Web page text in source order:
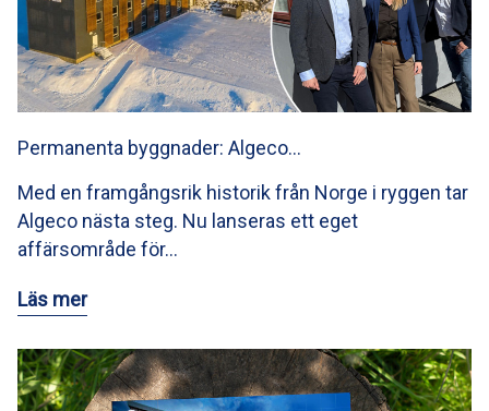
Permanenta byggnader: Algeco…
Med en framgångsrik historik från Norge i ryggen tar
Algeco nästa steg. Nu lanseras ett eget
affärsområde för…
Läs mer